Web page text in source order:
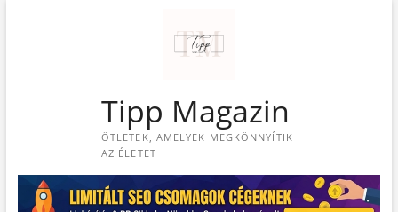
Tipp Magazin
ÖTLETEK, AMELYEK MEGKÖNNYÍTIK
AZ ÉLETET